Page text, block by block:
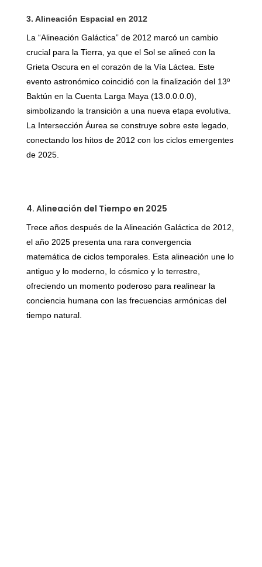
3. Alineación Espacial en 2012
La “Alineación Galáctica” de 2012 marcó un cambio
crucial para la Tierra, ya que el Sol se alineó con la
Grieta Oscura en el corazón de la Vía Láctea. Este
evento astronómico coincidió con la finalización del 13º
Baktún en la Cuenta Larga Maya (13.0.0.0.0),
simbolizando la transición a una nueva etapa evolutiva.
La Intersección Áurea se construye sobre este legado,
conectando los hitos de 2012 con los ciclos emergentes
de 2025.
4. Alineación del Tiempo en 2025
Trece años después de la Alineación Galáctica de 2012,
el año 2025 presenta una rara convergencia
matemática de ciclos temporales. Esta alineación une lo
antiguo y lo moderno, lo cósmico y lo terrestre,
ofreciendo un momento poderoso para realinear la
conciencia humana con las frecuencias armónicas del
tiempo natural.